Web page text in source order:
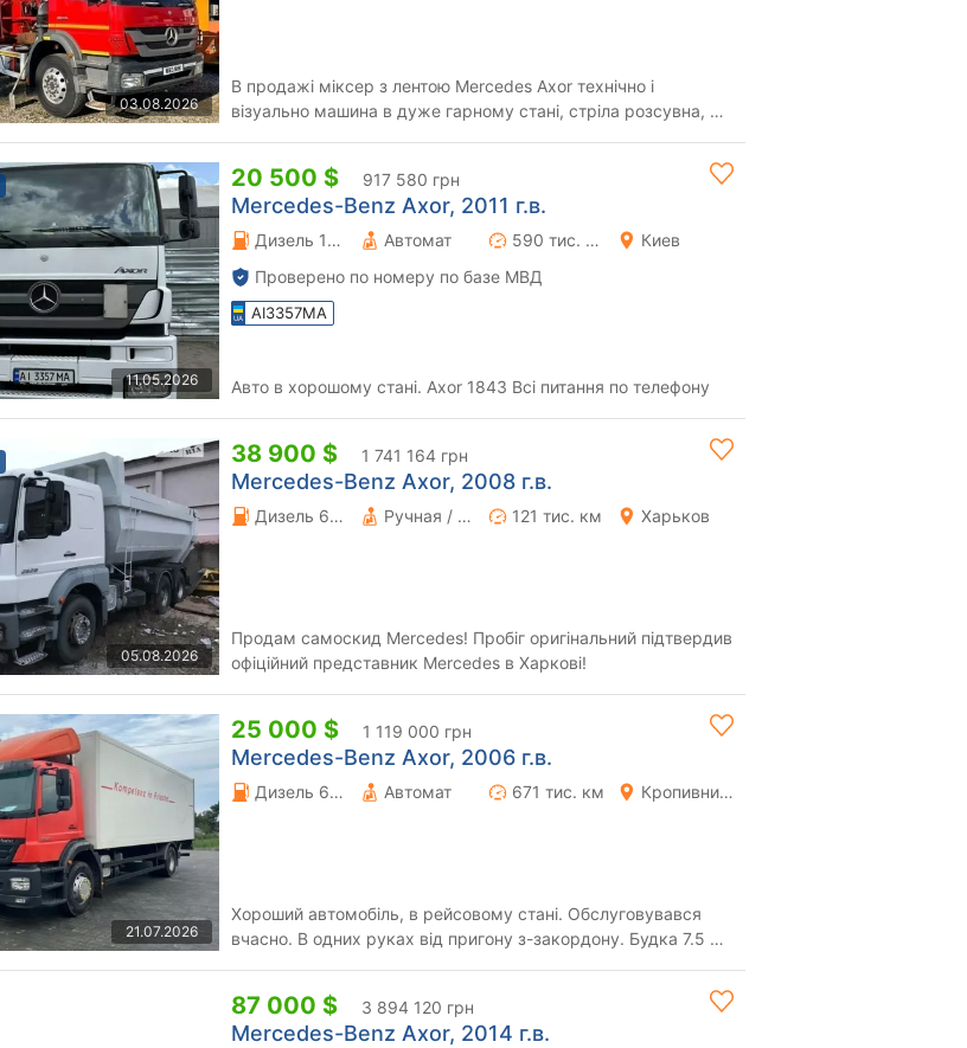
03.08.2026
В продажі міксер з лентою Mercedes Axor технічно і
візуально машина в дуже гарному стані, стріла розсувна, до
11.05.2026
20 500 $ 917 580 грн
Mercedes-Benz Axor, 2011 г.в.
Дизель 12 л. Автомат 590 тис. км
Киев
Проверено по номеру по базе МВД
AI3357MA
Авто в хорошому стані. Axor 1843 Всі питання по телефону
05.08.2026
38 900 $ 1 741 164 грн
Mercedes-Benz Axor, 2008 г.в.
Дизель 6.4 л. Ручная / Механика 121 тис. км Харьков
Продам самоскид Mercedes! Пробіг оригінальний підтвердив
офіційний представник Mercedes в Харкові!
21.07.2026
25 000 $ 1 119 000 грн
Mercedes-Benz Axor, 2006 г.в.
Дизель 6 л. Автомат 671 тис. км Кропивницкий (Кировоград)
Хороший автомобіль, в рейсовому стані. Обслуговувався
вчасно. В одних руках від пригону з-закордону. Будка 7.5 м.
87 000 $ 3 894 120 грн
Mercedes-Benz Axor, 2014 г.в.